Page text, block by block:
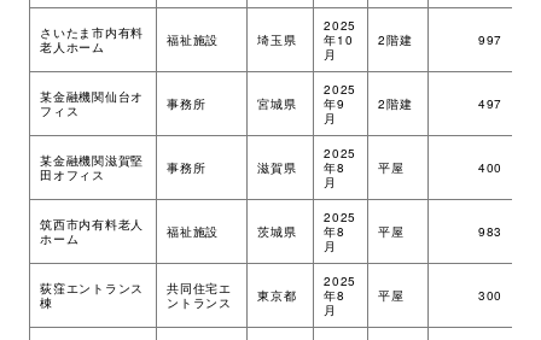
さいたま市内有料
老人ホーム
福祉施設 埼玉県
2025
年10
月
2階建 997
某金融機関仙台オ
フィス
事務所 宮城県
2025
年9
月
2階建 497
某金融機関滋賀堅
田オフィス
事務所 滋賀県
2025
年8
月
平屋 400
筑西市内有料老人
ホーム
福祉施設 茨城県
2025
年8
月
平屋 983
荻窪エントランス
棟
共同住宅エ
ントランス
東京都
2025
年8
月
平屋 300